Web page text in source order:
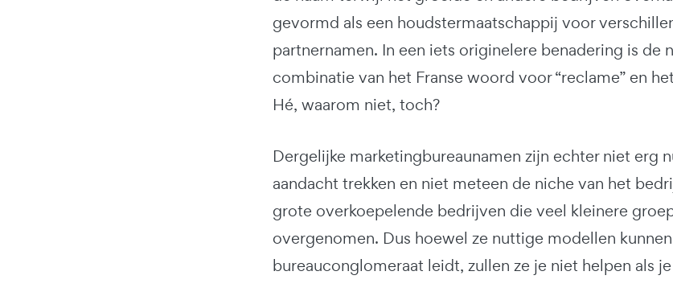
gevormd als een houdstermaatschappij voor
partnernamen. In een iets originelere benadering is
combinatie van het Franse woord voor “reclame” en
Hé, waarom niet, toch?
Dergelijke marketingbureaunamen zijn echter niet erg
aandacht trekken en niet meteen de niche van het
grote overkoepelende bedrijven die veel kleinere
overgenomen. Dus hoewel ze nuttige modellen
bureauconglomeraat leidt, zullen ze je niet helpen als